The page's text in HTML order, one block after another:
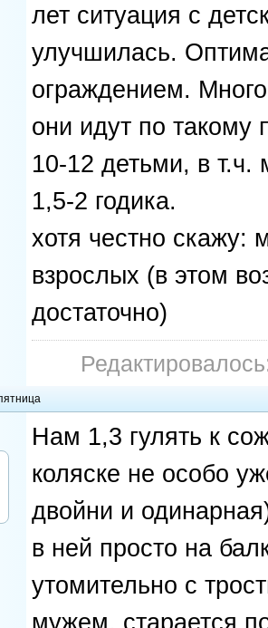
лет ситуация с
улучшилась.
ограждением.
они идут по такому
10-12 детьми, в т.ч.
1,5-2 годика.
хотя честно скажу:
взрослых (в этом
достаточно)
Нам 1,3 гулять к
коляске не особо
двойни и
в ней просто на
утомительно с
мужем, старается